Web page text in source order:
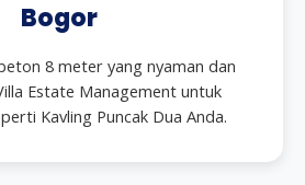
Bogor
8 meter yang nyaman dan
Estate Management untuk
Kavling Puncak Dua Anda.